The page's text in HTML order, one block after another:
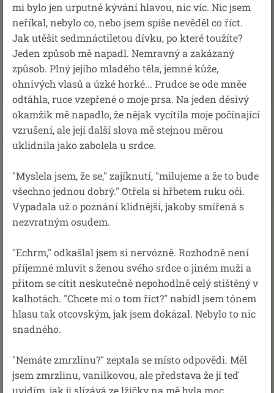
mi bylo jen urputné kývání hlavou, nic víc. Nic jsem
neříkal, nebylo co, nebo jsem spíše nevěděl co říct.
Jak utěšit sedmnáctiletou dívku, po které toužíte?
Jeden způsob mě napadl. Nemravný a zakázaný
způsob. Plný jejího mladého těla, jemné kůže,
ohnivých vlasů a úzké horké... Prudce se ode mněe
odtáhla, ruce vzepřené o moje prsa. Na jeden děsivý
okamžik mě napadlo, že nějak vycítila moje počínající
vzrušení, ale její další slova mě stejnou měrou
uklidnila jako zabolela u srdce.
"Myslela jsem, že se," zajíknutí, "milujeme a že to bude
všechno jednou dobrý." Otřela si hřbetem ruku oči.
Vypadala už o poznání klidnější, jakoby smířená s
nezvratným osudem.
"Echrm," odkašlal jsem si nervózně. Rozhodně není
příjemné mluvit s ženou svého srdce o jiném muži a
přitom se cítit neskutečně nepohodlně celý stištěný v
kalhotách. "Chcete mi o tom říct?" nabídl jsem tónem
hlasu tak otcovským, jak jsem dokázal. Nebylo to nic
snadného.
"Nemáte zmrzlinu?" zeptala se místo odpovědi. Měl
jsem zmrzlinu, vanilkovou, ale představa že jí teď